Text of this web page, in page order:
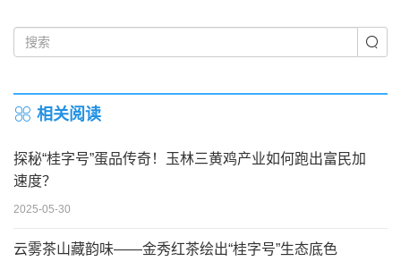
相关阅读
探秘“桂字号”蛋品传奇！玉林三黄鸡产业如何跑出富民加
速度？
2025-05-30
云雾茶山藏韵味——金秀红茶绘出“桂字号”生态底色